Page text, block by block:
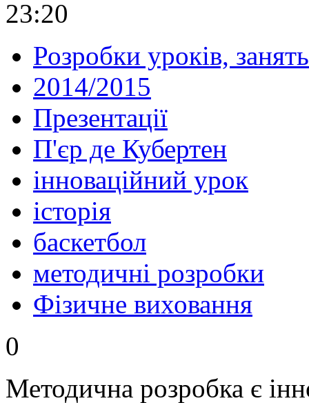
23:20
Розробки уроків, занять
2014/2015
Презентації
П'єр де Кубертен
інноваційний урок
історія
баскетбол
методичні розробки
Фізичне виховання
0
Методична розробка є